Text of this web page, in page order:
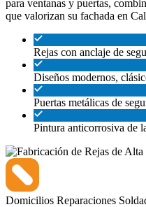
para ventanas y puertas,
que valorizan su fachada en
Rejas con anclaje de
Diseños modernos,
Puertas metálicas de
Pintura anticorrosiva de
Domicilios Reparaciones